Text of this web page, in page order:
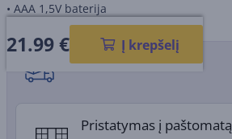
• AAA 1,5V baterija
21.99€ Į krepšelį
Pristatymo būdai
Pristatymas į paštomatą